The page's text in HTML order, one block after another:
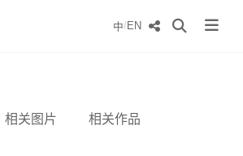
中/EN
相关图片 相关作品